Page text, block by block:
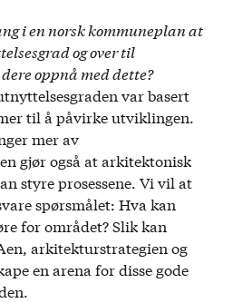
i en norsk kommuneplan at
og over til
oppnå med dette?
var basert
til å påvirke utviklingen.
mer av
gjør også at arkitektonisk
styre prosessene. Vi vil at
spørsmålet: Hva kan
for området? Slik kan
arkitekturstrategien og
en arena for disse gode